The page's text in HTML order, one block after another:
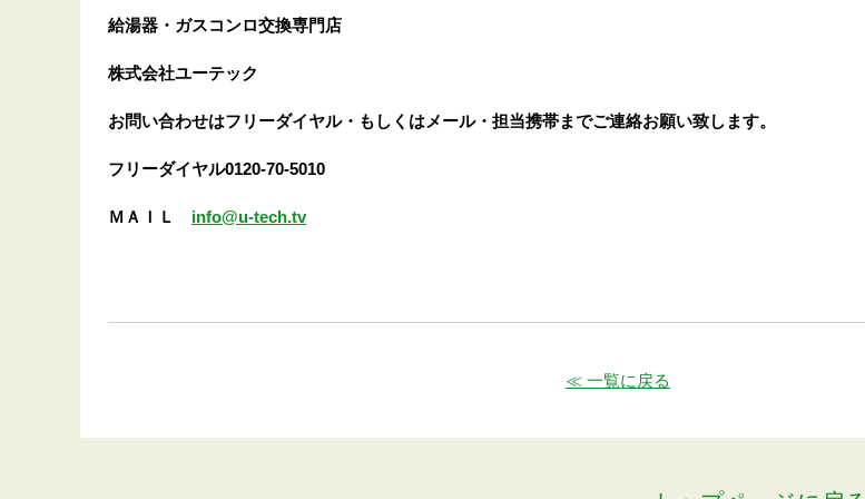
給湯器・ガスコンロ交換専門店
株式会社ユーテック
お問い合わせはフリーダイヤル・もしくはメール・担当携帯までご連絡お願い致します。
フリーダイヤル0120-70-5010
ＭＡＩＬ info@u-tech.tv
≪ 一覧に戻る